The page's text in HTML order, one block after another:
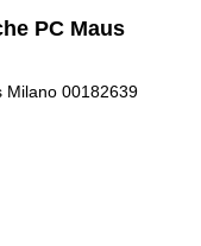
PC Maus
Milano 00182639